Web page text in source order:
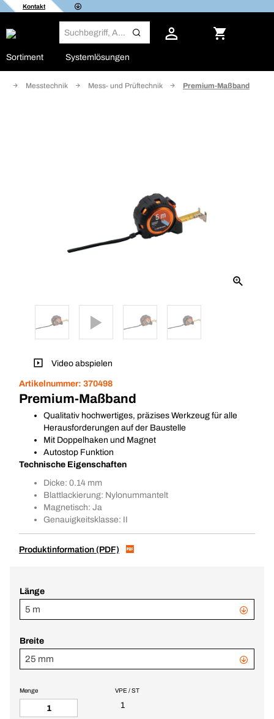
Kontakt
Sortiment Systemlösungen
Messtechnik Mess- und Prüftechnik Premium-Maßband
Video abspielen
Artikelnummer: 370498
Premium-Maßband
Qualitativ hochwertiges, präzises Werkzeug für alle
Herausforderungen auf der Baustelle
Mit Doppelhaken und Magnet
Autostop Funktion
Technische Eigenschaften
Dicke: 0.14 mm
Blattlackierung: Nylonummantelt
Magnetisch: Ja
Genauigkeitsklasse: II
Produktinformation (PDF)
Länge
5 m
Breite
25 mm
VPE / ST
1
Menge